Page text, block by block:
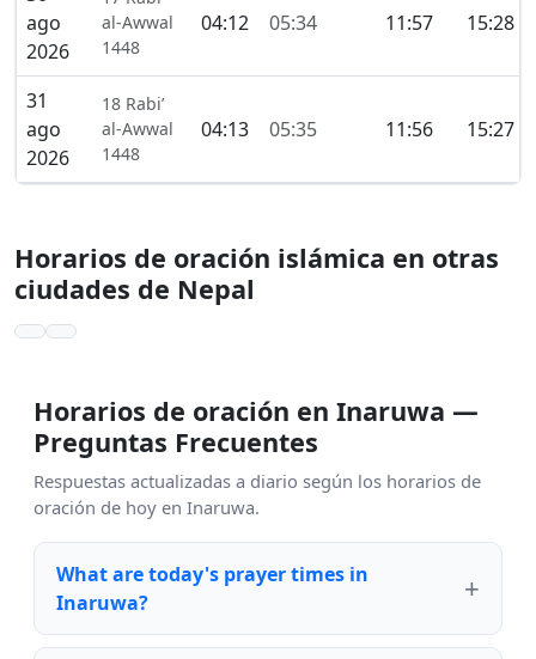
ago
2026
al-Awwal
1448
04:12 05:34 11:57 15:28
31
ago
2026
18 Rabi’
al-Awwal
1448
04:13 05:35 11:56 15:27
Horarios de oración islámica en otras
ciudades de Nepal
Horarios de oración en Inaruwa —
Preguntas Frecuentes
Respuestas actualizadas a diario según los horarios de
oración de hoy en Inaruwa.
What are today's prayer times in
Inaruwa?